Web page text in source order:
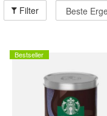
Filter
Bestseller